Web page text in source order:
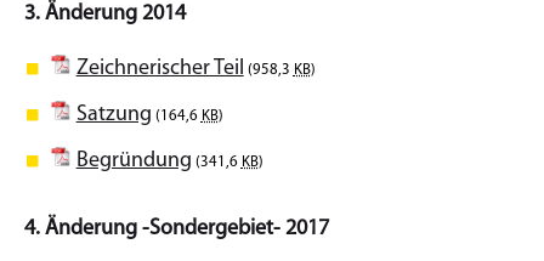
3. Änderung 2014
Zeichnerischer Teil (958,3 KB)
Satzung (164,6 KB)
Begründung (341,6 KB)
4. Änderung -Sondergebiet- 2017